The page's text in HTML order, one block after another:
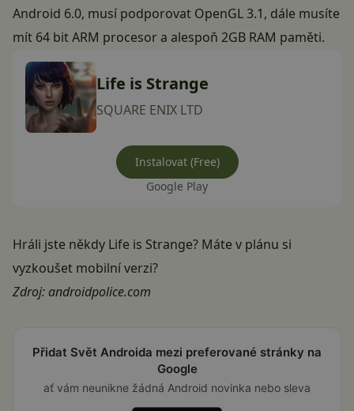
Android 6.0, musí podporovat OpenGL 3.1, dále musíte
mít 64 bit ARM procesor a alespoň 2GB RAM paměti.
Life is Strange
SQUARE ENIX LTD
Instalovat (Free)
Google Play
Hráli jste někdy Life is Strange? Máte v plánu si
vyzkoušet mobilní verzi?
Zdroj:androidpolice.com
Přidat Svět Androida mezi preferované stránky na
Google
ať vám neunikne žádná Android novinka nebo sleva